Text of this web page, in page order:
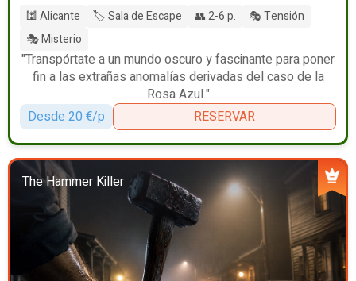
🕍 Alicante 🏷️ Sala de Escape 👥 2-6 p.
🎭 Tensión
🎭 Misterio
"Transpórtate a un mundo oscuro y fascinante para poner
fin a las extrañas anomalías derivadas del caso de la
Rosa Azul."
Desde 20 €/p
RESERVAR
The Hammer Killer